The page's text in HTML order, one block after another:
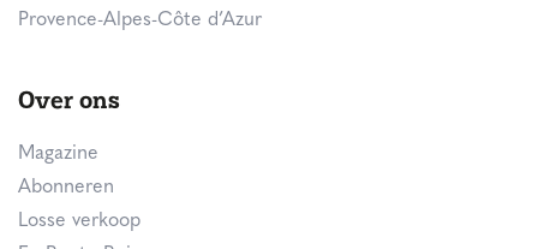
Provence-Alpes-Côte d’Azur
Over ons
Magazine
Abonneren
Losse verkoop